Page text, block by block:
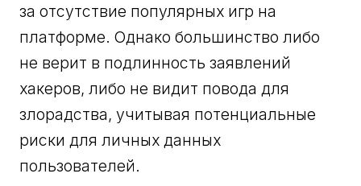
за отсутствие популярных игр на
платформе. Однако большинство либо
не верит в подлинность заявлений
хакеров, либо не видит повода для
злорадства, учитывая потенциальные
риски для личных данных
пользователей.